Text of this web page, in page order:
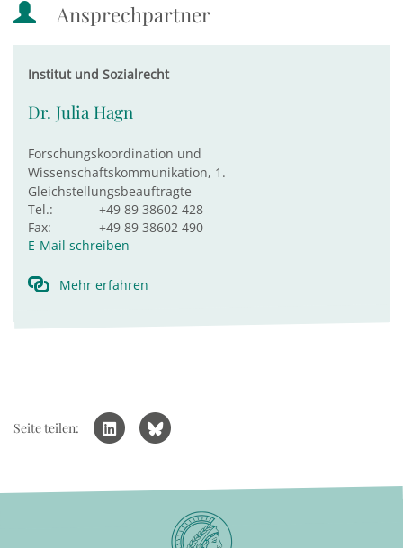
Ansprechpartner
Institut und Sozialrecht
Dr. Julia Hagn
Forschungskoordination und
Wissenschaftskommunikation, 1.
Gleichstellungsbeauftragte
Tel.:
+49 89 38602 428
Fax:
+49 89 38602 490
E-Mail schreiben
Mehr erfahren
Seite teilen: